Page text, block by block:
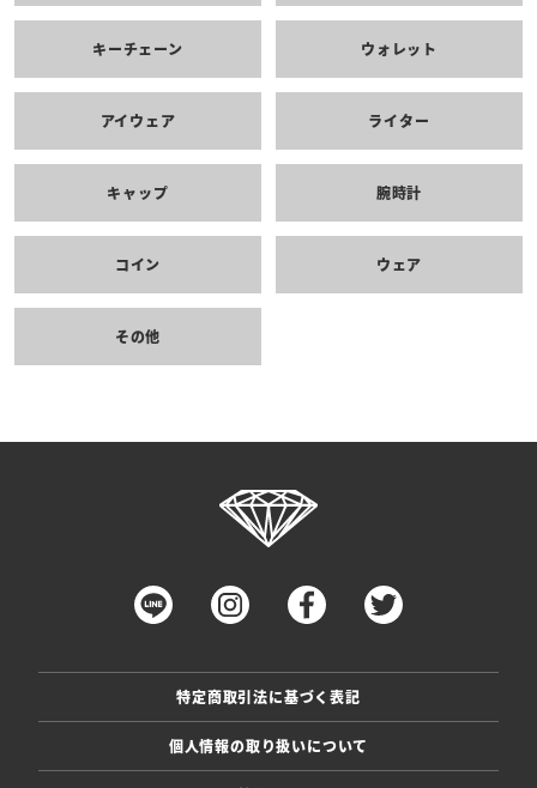
キーチェーン ウォレット
アイウェア ライター
キャップ 腕時計
コイン ウェア
その他
特定商取引法に基づく表記
個人情報の取り扱いについて